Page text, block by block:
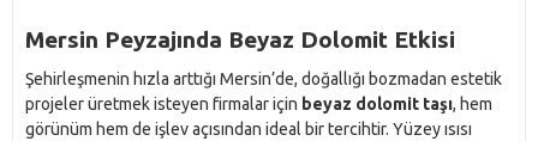
Mersin Peyzajında Beyaz Dolomit Etkisi
Şehirleşmenin hızla arttığı Mersin’de, doğallığı bozmadan estetik
projeler üretmek isteyen firmalar için beyaz dolomit taşı, hem
görünüm hem de işlev açısından ideal bir tercihtir. Yüzey ısısı